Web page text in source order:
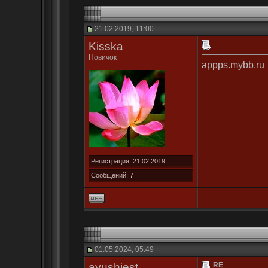
21.02.2019, 11:00
Kisska
Новичок
Регистрация: 21.02.2019
Сообщений: 7
appps.mybb.ru
01.05.2024, 05:49
RE